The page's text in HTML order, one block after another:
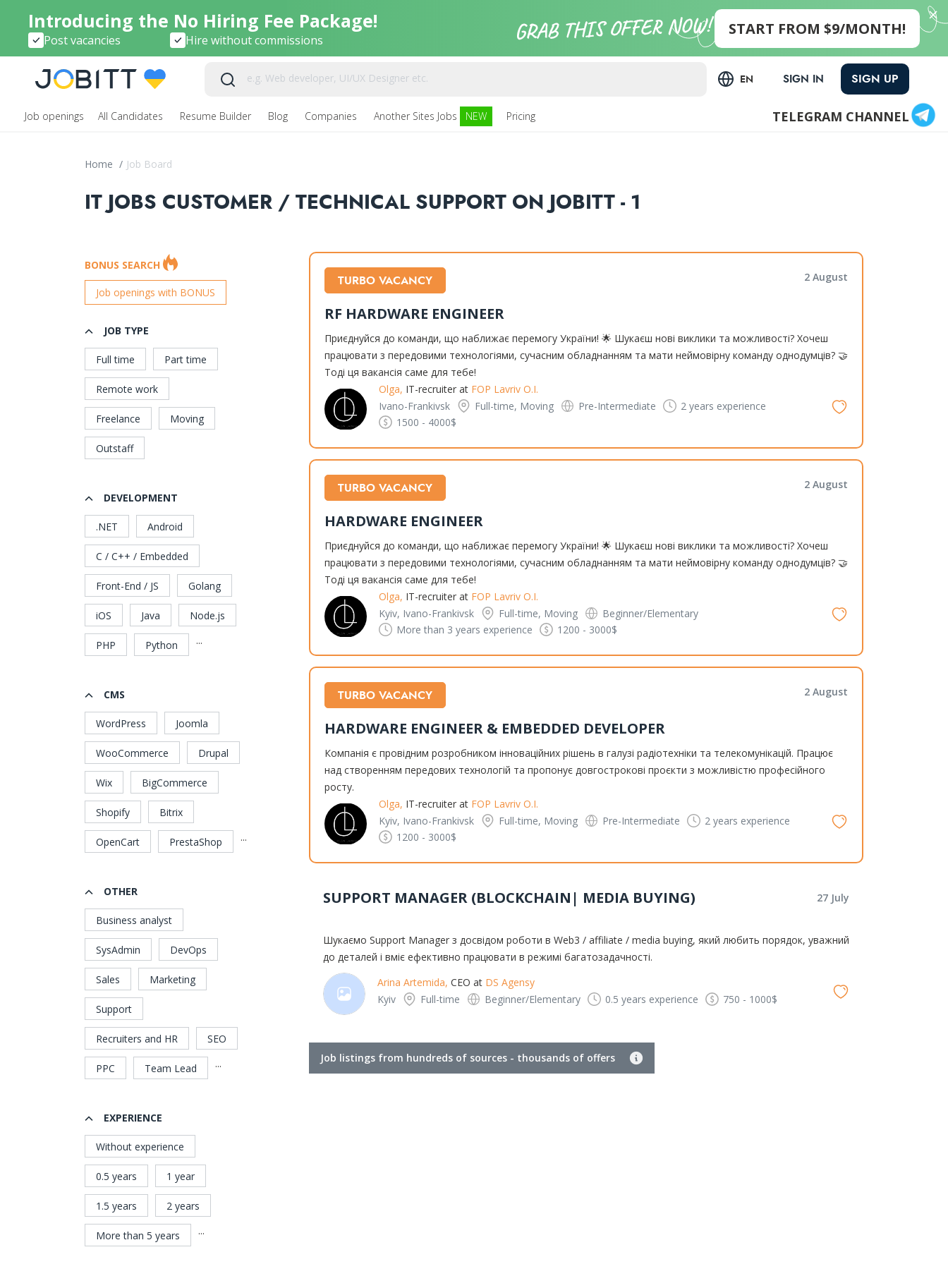
Introducing the No Hiring Fee Package!
Post vacancies Hire without commissions
START FROM $9/MONTH!
EN SIGN IN SIGN UP
Job openings All Candidates Resume Builder Blog Companies Another Sites Jobs NEW Pricing TELEGRAM CHANNEL
Home / Job Board
IT JOBS CUSTOMER / TECHNICAL SUPPORT ON JOBITT - 1
BONUS SEARCH
Job openings with BONUS
JOB TYPE
Full time Part time
Remote work
Freelance Moving
Outstaff
DEVELOPMENT
.NET Android
C / C++ / Embedded
Front-End / JS Golang
iOS Java Node.js
PHP Python ...
CMS
WordPress Joomla
WooCommerce Drupal
Wix BigCommerce
Shopify Bitrix
OpenCart PrestaShop ...
OTHER
Business analyst
SysAdmin DevOps
Sales Marketing
Support
Recruiters and HR SEO
PPC Team Lead ...
EXPERIENCE
Without experience
0.5 years 1 year
1.5 years 2 years
More than 5 years ...
TURBO VACANCY
RF HARDWARE ENGINEER
2 August
Приєднуйся до команди, що наближає перемогу України! 🌟 Шукаєш нові виклики та можливості? Хочеш
працювати з передовими технологіями, сучасним обладнанням та мати неймовірну команду однодумців? 🤝
Тоді ця вакансія саме для тебе!
Olga, IT-recruiter at FOP Lavriv O.I.
Ivano-Frankivsk
Full-time, Moving Pre-Intermediate 2 years experience
1500 - 4000$
TURBO VACANCY
HARDWARE ENGINEER
2 August
Приєднуйся до команди, що наближає перемогу України! 🌟 Шукаєш нові виклики та можливості? Хочеш
працювати з передовими технологіями, сучасним обладнанням та мати неймовірну команду однодумців? 🤝
Тоді ця вакансія саме для тебе!
Olga, IT-recruiter at FOP Lavriv O.I.
Kyiv, Ivano-Frankivsk
Full-time, Moving
Beginner/Elementary
More than 3 years experience 1200 - 3000$
TURBO VACANCY
HARDWARE ENGINEER & EMBEDDED DEVELOPER
2 August
Компанія є провідним розробником інноваційних рішень в галузі радіотехніки та телекомунікацій. Працює
над створенням передових технологій та пропонує довгострокові проєкти з можливістю професійного
росту.
Olga, IT-recruiter at FOP Lavriv O.I.
Kyiv, Ivano-Frankivsk
Full-time, Moving Pre-Intermediate 2 years experience
1200 - 3000$
SUPPORT MANAGER (BLOCKCHAIN| MEDIA BUYING) 27 July
Шукаємо Support Manager з досвідом роботи в Web3 / affiliate / media buying, який любить порядок, уважний
до деталей і вміє ефективно працювати в режимі багатозадачності.
Arina Artemida, CEO at DS Agensy
Kyiv
Full-time Beginner/Elementary 0.5 years experience 750 - 1000$
Job listings from hundreds of sources - thousands of offers